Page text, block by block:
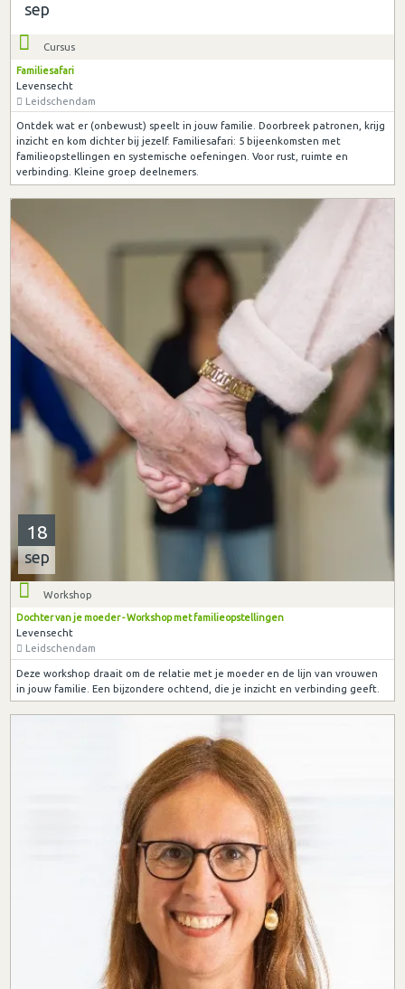
sep
Cursus
Familiesafari
Levensecht
Leidschendam
Ontdek wat er (onbewust) speelt in jouw familie. Doorbreek patronen, krijg
inzicht en kom dichter bij jezelf. Familiesafari: 5 bijeenkomsten met
familieopstellingen en systemische oefeningen. Voor rust, ruimte en
verbinding. Kleine groep deelnemers.
18
sep
Workshop
Dochter van je moeder - Workshop met familieopstellingen
Levensecht
Leidschendam
Deze workshop draait om de relatie met je moeder en de lijn van vrouwen
in jouw familie. Een bijzondere ochtend, die je inzicht en verbinding geeft.